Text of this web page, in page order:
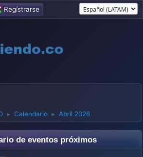
Regístrarse
► Calendario ► Abril 2026
de eventos próximos